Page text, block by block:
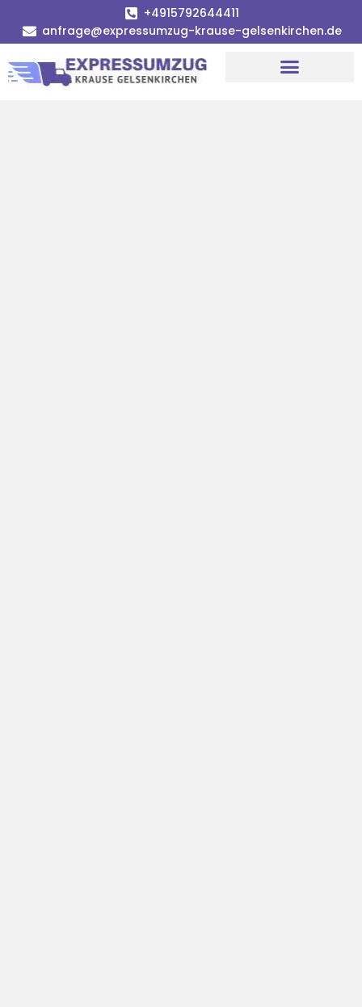
+4915792644411
anfrage@expressumzug-krause-gelsenkirchen.de